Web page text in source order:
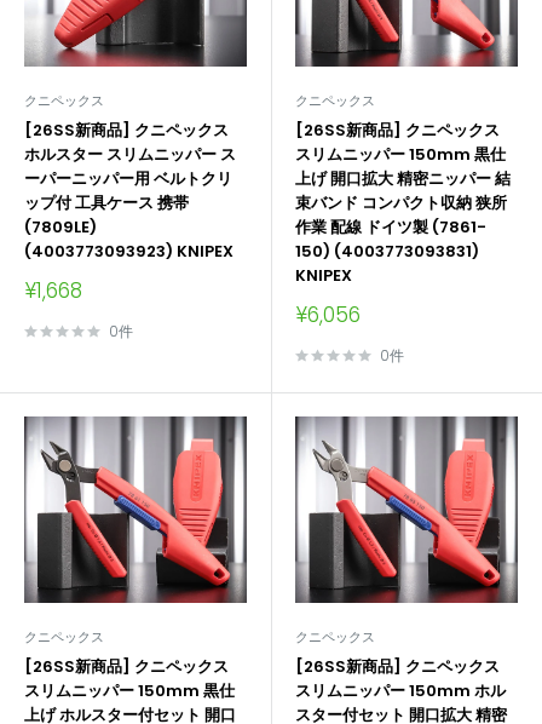
クニペックス
[26SS新商品] クニペックス
ホルスター スリムニッパー ス
ーパーニッパー用 ベルトクリ
ップ付 工具ケース 携帯
(7809LE)
(4003773093923) KNIPEX
販
売
価
¥1,668
0件
クニペックス
[26SS新商品] クニペックス
スリムニッパー 150mm 黒仕
上げ 開口拡大 精密ニッパー 結
束バンド コンパクト収納 狭所
作業 配線 ドイツ製 (7861-
150) (4003773093831)
KNIPEX
販
価
¥6,056
0件
クニペックス
[26SS新商品] クニペックス
スリムニッパー 150mm 黒仕
上げ ホルスター付セット 開口
クニペックス
[26SS新商品] クニペックス
スリムニッパー 150mm ホル
スター付セット 開口拡大 精密